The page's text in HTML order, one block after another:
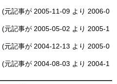
(元記事が 2005-11-09 より 2006-0
(元記事が 2005-05-02 より 2005-1
(元記事が 2004-12-13 より 2005-0
(元記事が 2004-08-03 より 2004-1